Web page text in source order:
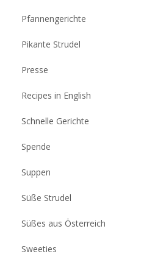
Pfannengerichte
Pikante Strudel
Presse
Recipes in English
Schnelle Gerichte
Spende
Suppen
Süße Strudel
Süßes aus Österreich
Sweeties